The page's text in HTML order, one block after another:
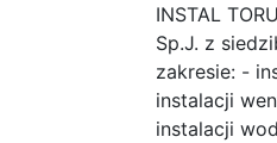
INSTAL
Sp.J. z
zakresie: -
instalacji
instalacji